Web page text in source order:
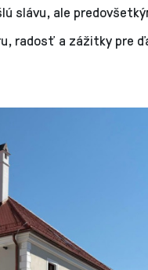
slávu, ale
radosť a zážitky pre